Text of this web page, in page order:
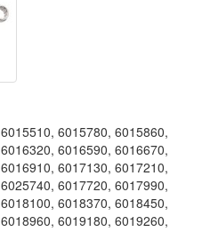
6015510, 6015780, 6015860,
6016320, 6016590, 6016670,
6016910, 6017130, 6017210,
6025740, 6017720, 6017990,
6018100, 6018370, 6018450,
6018960, 6019180, 6019260,